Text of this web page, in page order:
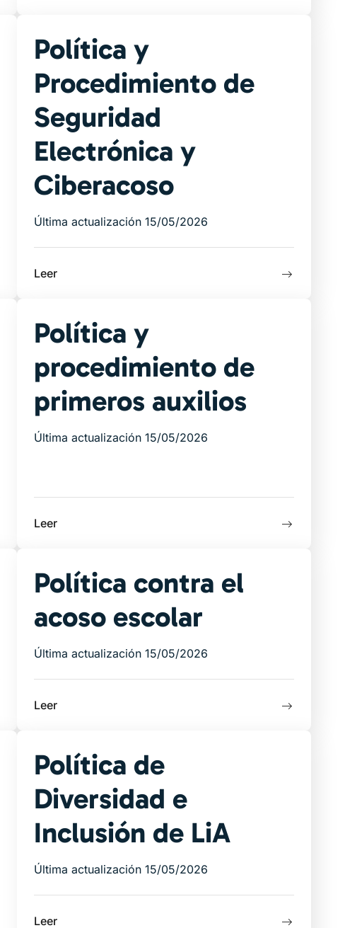
Política y
Procedimiento de
Seguridad
Electrónica y
Ciberacoso
Última actualización 15/05/2026
Leer
Política y
procedimiento de
primeros auxilios
Última actualización 15/05/2026
Leer
Política contra el
acoso escolar
Última actualización 15/05/2026
Leer
Política de
Diversidad e
Inclusión de LiA
Última actualización 15/05/2026
Leer